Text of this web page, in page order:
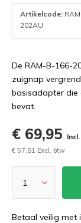
Artikelcode:
202AU
De RAM-B-166-
zuignap
basisadapter die
bevat.
€ 69,95
€ 57,81 Excl. btw
Betaal veilig met